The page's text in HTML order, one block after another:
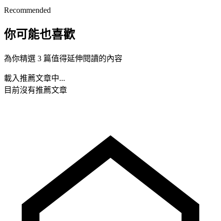
Recommended
你可能也喜歡
為你精選 3 篇值得延伸閱讀的內容
載入推薦文章中...
目前沒有推薦文章